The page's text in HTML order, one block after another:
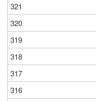
321
320
319
318
317
316